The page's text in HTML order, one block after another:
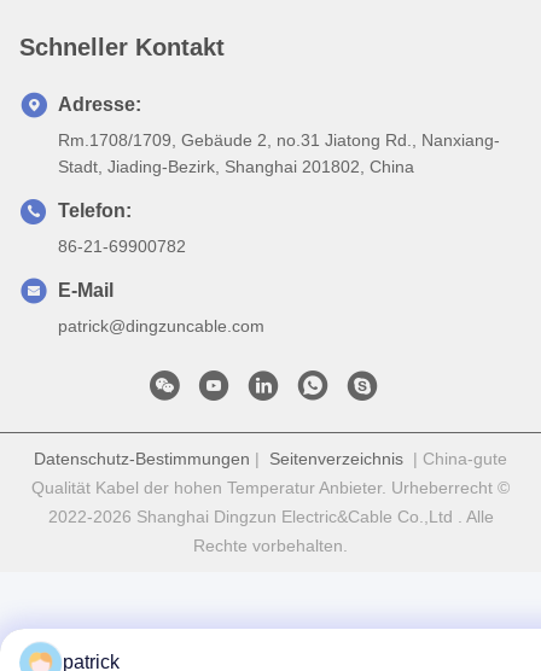
Schneller Kontakt
Adresse:
Rm.1708/1709, Gebäude 2, no.31 Jiatong Rd., Nanxiang-
Stadt, Jiading-Bezirk, Shanghai 201802, China
Telefon:
86-21-69900782
E-Mail
patrick@dingzuncable.com
Datenschutz-Bestimmungen | Seitenverzeichnis | China-gute
Qualität Kabel der hohen Temperatur Anbieter. Urheberrecht ©
2022-2026 Shanghai Dingzun Electric&Cable Co.,Ltd . Alle
Rechte vorbehalten.
patrick